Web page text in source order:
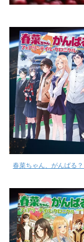
春菜ちゃん、がんばる